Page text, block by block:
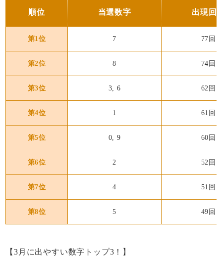
順位 当選数字 出現回
第1位 7 77回
第2位 8 74回
第3位 3, 6 62回
第4位 1 61回
第5位 0, 9 60回
第6位 2 52回
第7位 4 51回
第8位 5 49回
【3月に出やすい数字トップ3！】